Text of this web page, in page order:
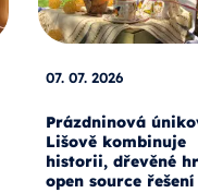
07. 07. 2026
Prázdninová
Lišově kombinuje
historii, dřevěné
open source řešení